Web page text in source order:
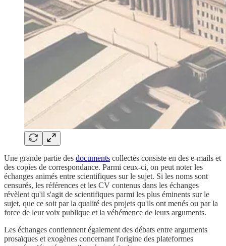
Une grande partie des documents collectés consiste en des e-mails et
des copies de correspondance. Parmi ceux-ci, on peut noter les
échanges animés entre scientifiques sur le sujet. Si les noms sont
censurés, les références et les CV contenus dans les échanges
révèlent qu'il s'agit de scientifiques parmi les plus éminents sur le
sujet, que ce soit par la qualité des projets qu'ils ont menés ou par la
force de leur voix publique et la véhémence de leurs arguments.
Les échanges contiennent également des débats entre arguments
prosaïques et exogènes concernant l'origine des plateformes